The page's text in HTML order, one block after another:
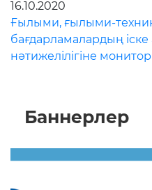
16.10.2020
Ғылыми, ғылыми-
бағдарламалардың
нәтижелілігіне
Баннерлер